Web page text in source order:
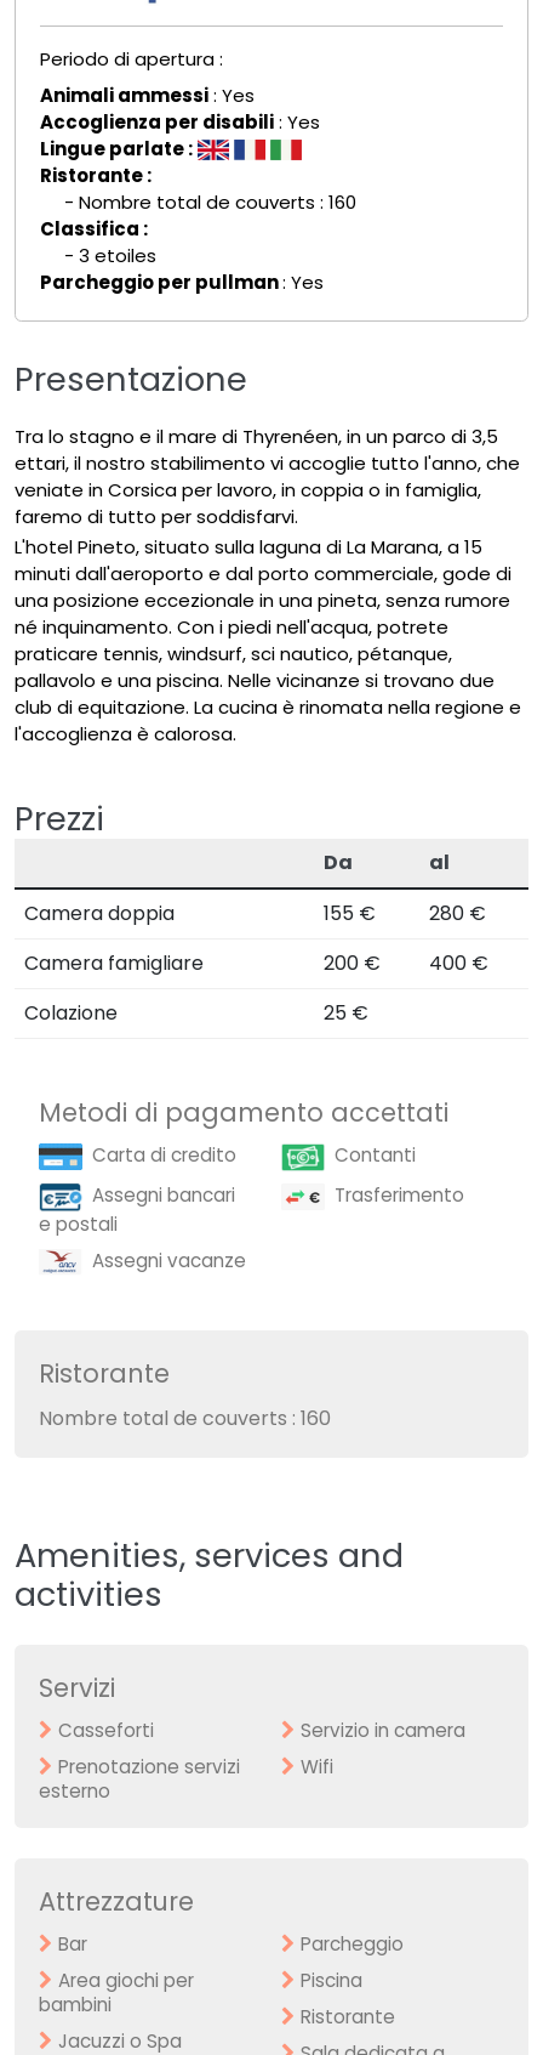
Periodo di apertura :
Animali ammessi: Yes
Accoglienza per disabili: Yes
Lingue parlate :
Ristorante :
- Nombre total de couverts : 160
Classifica :
- 3 etoiles
Parcheggio per pullman: Yes
Presentazione
Tra lo stagno e il mare di Thyrenéen, in un parco di 3,5
ettari, il nostro stabilimento vi accoglie tutto l'anno, che
veniate in Corsica per lavoro, in coppia o in famiglia,
faremo di tutto per soddisfarvi.
L'hotel Pineto, situato sulla laguna di La Marana, a 15
minuti dall'aeroporto e dal porto commerciale, gode di
una posizione eccezionale in una pineta, senza rumore
né inquinamento. Con i piedi nell'acqua, potrete
praticare tennis, windsurf, sci nautico, pétanque,
pallavolo e una piscina. Nelle vicinanze si trovano due
club di equitazione. La cucina è rinomata nella regione e
l'accoglienza è calorosa.
Prezzi
Da
al
Camera doppia
155 €
280 €
Camera famigliare
200 €
400 €
Colazione
25 €
Metodi di pagamento accettati
Carta di credito
Assegni bancari
e postali
Assegni vacanze
Contanti
Trasferimento
Ristorante
Nombre total de couverts : 160
Amenities, services and
activities
Servizi
Casseforti
Prenotazione servizi
esterno
Servizio in camera
Wifi
Attrezzature
Bar
Area giochi per
bambini
Jacuzzi o Spa
Parcheggio
Piscina
Ristorante